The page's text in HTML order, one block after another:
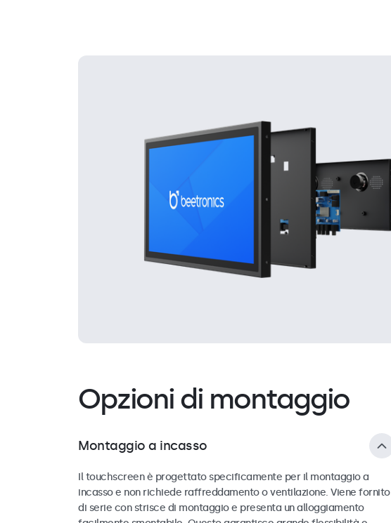
Opzioni di montaggio
Montaggio a incasso
Il touchscreen è progettato specificamente per il montaggio a
incasso e non richiede raffreddamento o ventilazione. Viene fornito
di serie con strisce di montaggio e presenta un alloggiamento